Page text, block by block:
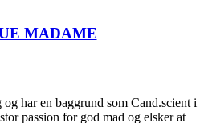
MADAME
har en baggrund som Cand.scient i
passion for god mad og elsker at